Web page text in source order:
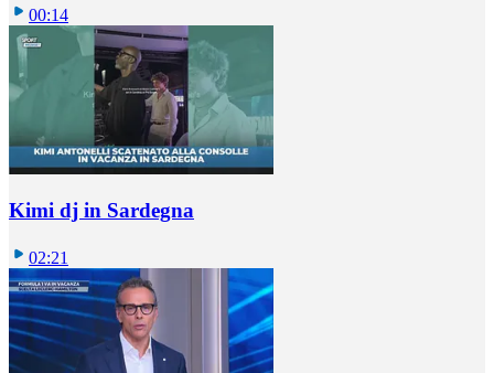
00:14
Kimi dj in Sardegna
02:21